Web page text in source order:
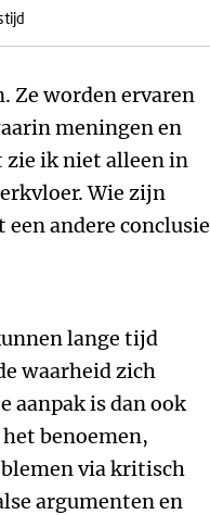
Ze worden ervaren
meningen en
zie ik niet alleen in
Wie zijn
andere conclusie
lange tijd
waarheid zich
aanpak is dan ook
benoemen,
via kritisch
argumenten en